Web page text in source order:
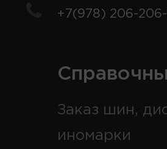
+7(978) 206-
Заказ шин,
иномарки